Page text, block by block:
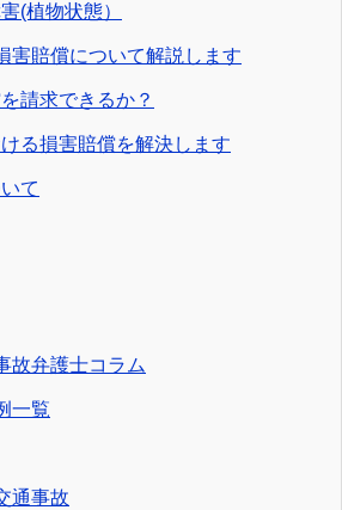
(植物状態）
害賠償について解説します
請求できるか？
る損害賠償を解決します
て
故弁護士コラム
一覧
通事故